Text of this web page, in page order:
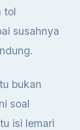
tol
susahnya
bukan
soal
isi lemari